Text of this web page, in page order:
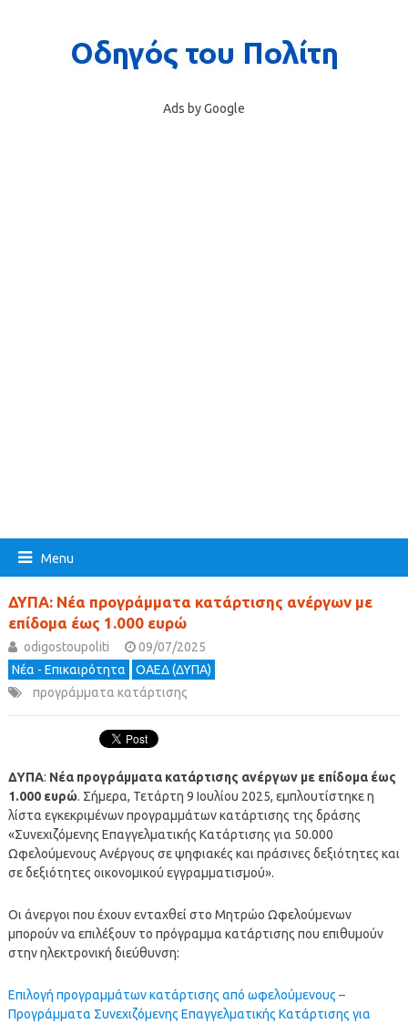
Ads by Google
Menu
ΔΥΠΑ: Νέα προγράμματα κατάρτισης ανέργων με
επίδομα έως 1.000 ευρώ
odigostoupoliti
09/07/2025
Νέα - Επικαιρότητα
ΟΑΕΔ (ΔΥΠΑ)
προγράμματα κατάρτισης
ΔΥΠΑ: Νέα προγράμματα κατάρτισης ανέργων με επίδομα έως
1.000 ευρώ. Σήμερα, Τετάρτη 9 Ιουλίου 2025, εμπλουτίστηκε η
λίστα εγκεκριμένων προγραμμάτων κατάρτισης της δράσης
«Συνεχιζόμενης Επαγγελματικής Κατάρτισης για 50.000
Ωφελούμενους Ανέργους σε ψηφιακές και πράσινες δεξιότητες και
σε δεξιότητες οικονομικού εγγραμματισμού».
Οι άνεργοι που έχουν ενταχθεί στο Μητρώο Ωφελούμενων
μπορούν να επιλέξουν το πρόγραμμα κατάρτισης που επιθυμούν
στην ηλεκτρονική διεύθυνση:
Επιλογή προγραμμάτων κατάρτισης από ωφελούμενους –
Προγράμματα Συνεχιζόμενης Επαγγελματικής Κατάρτισης για